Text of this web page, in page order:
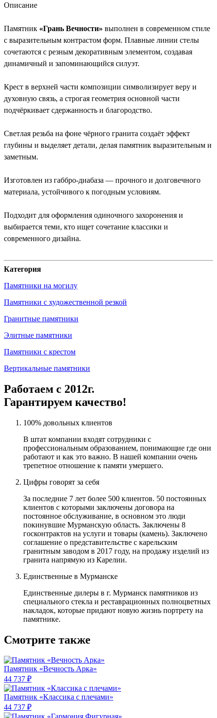
Описание
Памятник «Грань Вечности» выполнен в современном стиле
с выразительным контрастом форм. Плавные линии стелы
сочетаются с резным декоративным элементом, создавая
динамичный и запоминающийся силуэт.
Крест в верхней части композиции символизирует веру и
духовную связь, а строгая геометрия основной части
подчёркивает сдержанность и благородство.
Светлая резьба на фоне чёрного гранита создаёт эффект
глубины и выделяет детали, делая памятник выразительным и
заметным.
Изготовлен из габбро-диабаза — прочного и долговечного
материала, устойчивого к погодным условиям.
Подходит для оформления одиночного захоронения и
выбирается теми, кто ищет сочетание классики и
современного дизайна.
Категория
Памятники на могилу
Памятники с художественной резкой
Гранитные памятники
Элитные памятники
Памятники с крестом
Вертикальные памятники
Работаем с 2012г.
Гарантируем качество!
100% довольных клиентов
В штат компании входят сотрудники с
профессиональным образованием, понимающие где они
работают и как это важно. В нашей компании очень
трепетное отношение к памяти умершего.
Цифры говорят за себя
За последние 7 лет более 500 клиентов. 50 постоянных
клиентов с которыми заключены договора на
постоянное обслуживание, в основном это люди
покинувшие Мурманскую область. Заключены 8
госконтрактов на услуги и товары (камень). Заключено
соглашение о представительстве с карельским
гранитным заводом в 2017 году, на продажу изделий из
гранита напрямую из Карелии.
Единственные в Мурманске
Единственные дилеры в г. Мурманск памятников из
специального стекла и реставрационных полноцветных
накладок, которые придают новую жизнь портрету на
памятнике.
Смотрите также
Памятник «Вечность Арка»
44 737 ₽
Памятник «Классика c плечами»
44 737 ₽